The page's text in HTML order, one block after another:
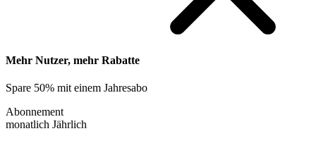
Mehr Nutzer, mehr Rabatte
Spare 50% mit einem Jahresabo
Abonnement
monatlich Jährlich